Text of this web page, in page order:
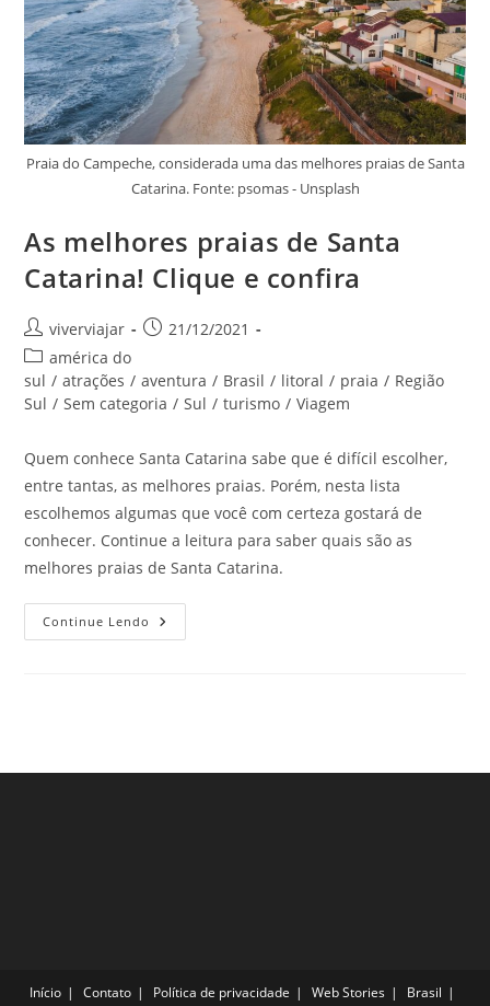
Praia do Campeche, considerada uma das melhores praias de Santa
Catarina. Fonte: psomas - Unsplash
As melhores praias de Santa
Catarina! Clique e confira
Autor
do
post:
viverviajar
Post21/12/2021
Categoria
do
post:
américa do
sul / atrações / aventura / Brasil / litoral / praia / Região
Sul / Sem categoria / Sul / turismo / Viagem
Quem conhece Santa Catarina sabe que é difícil escolher,
entre tantas, as melhores praias. Porém, nesta lista
escolhemos algumas que você com certeza gostará de
conhecer. Continue a leitura para saber quais são as
melhores praias de Santa Catarina.
Continue Lendo As
Melhores
Início Contato Política de privacidade Web Stories
Brasil